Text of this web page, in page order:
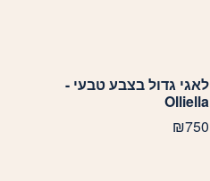
לאגי גדול בצבע טבעי -
Olliella
₪750